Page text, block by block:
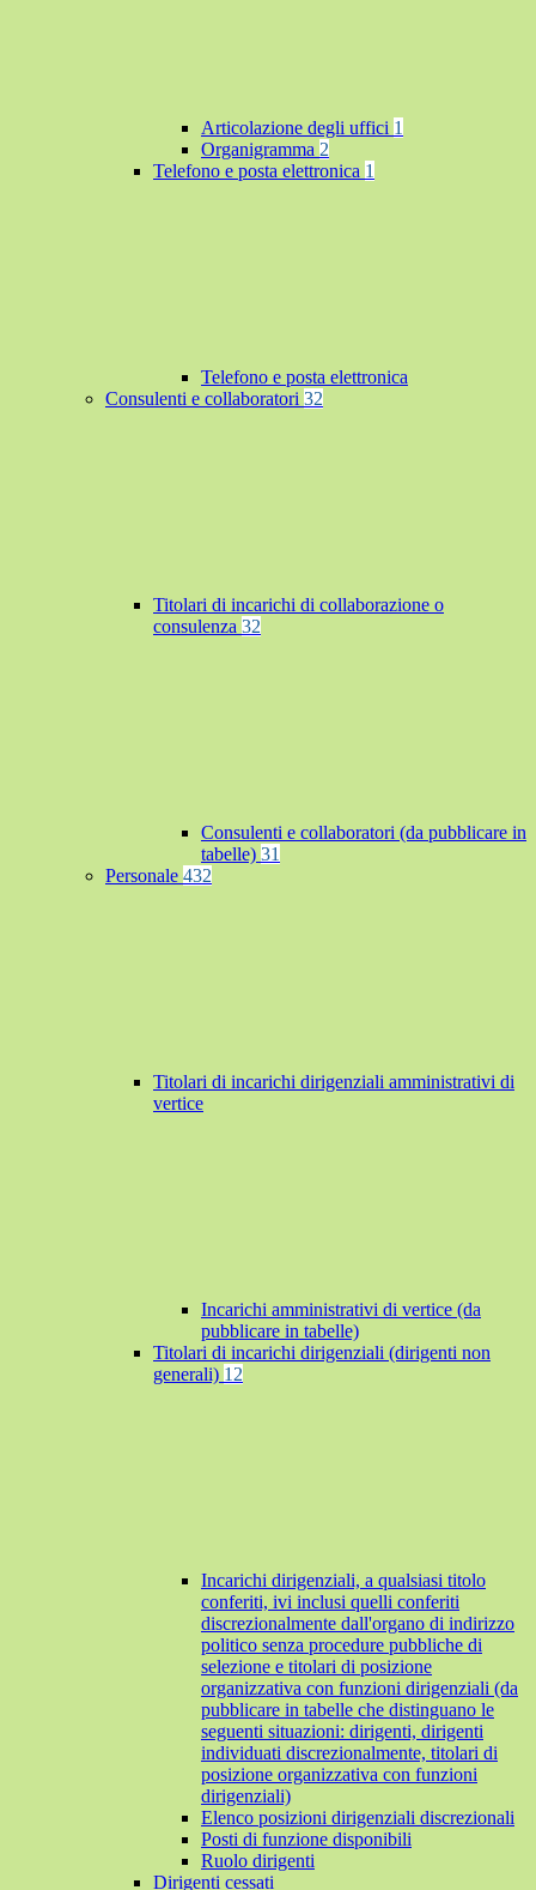
Articolazione degli uffici 1
Organigramma 2
Telefono e posta elettronica 1
Telefono e posta elettronica
Consulenti e collaboratori 32
Titolari di incarichi di collaborazione o
consulenza 32
Consulenti e collaboratori (da pubblicare in
tabelle) 31
Personale 432
Titolari di incarichi dirigenziali amministrativi di
vertice
Incarichi amministrativi di vertice (da
pubblicare in tabelle)
Titolari di incarichi dirigenziali (dirigenti non
generali) 12
Incarichi dirigenziali, a qualsiasi titolo
conferiti, ivi inclusi quelli conferiti
discrezionalmente dall'organo di indirizzo
politico senza procedure pubbliche di
selezione e titolari di posizione
organizzativa con funzioni dirigenziali (da
pubblicare in tabelle che distinguano le
seguenti situazioni: dirigenti, dirigenti
individuati discrezionalmente, titolari di
posizione organizzativa con funzioni
dirigenziali)
Elenco posizioni dirigenziali discrezionali
Posti di funzione disponibili
Ruolo dirigenti
Dirigenti cessati